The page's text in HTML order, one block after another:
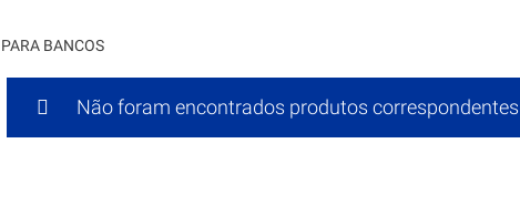
BANCOS
Não foram encontrados produtos